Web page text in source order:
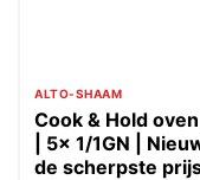
ALTO-SHAAM
Cook & Hold
| 5x 1/1GN |
de scherpste